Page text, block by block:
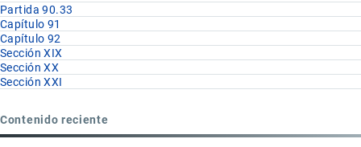
Partida 90.33
Capítulo 91
Capítulo 92
Sección XIX
Sección XX
Sección XXI
Contenido reciente